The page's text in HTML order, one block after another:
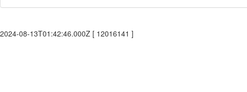
2024-08-13T01:42:46.000Z [ 12016141 ]